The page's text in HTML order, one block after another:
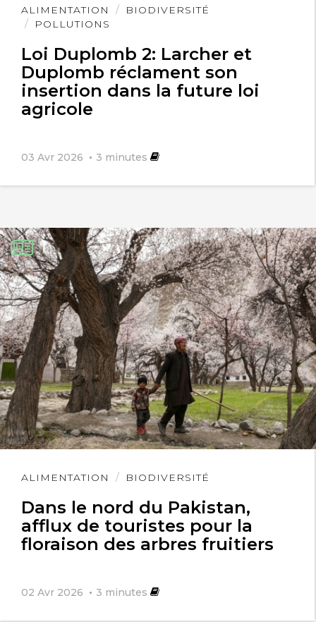
ALIMENTATION
BIODIVERSITÉ
POLLUTIONS
Loi Duplomb 2: Larcher et
Duplomb réclament son
insertion dans la future loi
agricole
03 Avr 2026 3 minutes
Lire
l'article
ALIMENTATION BIODIVERSITÉ
Dans le nord du Pakistan,
afflux de touristes pour la
floraison des arbres fruitiers
02 Avr 2026 3 minutes
Lire